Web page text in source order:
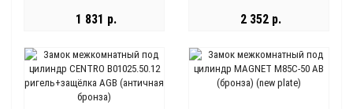
1 831 р. 2 352 р.